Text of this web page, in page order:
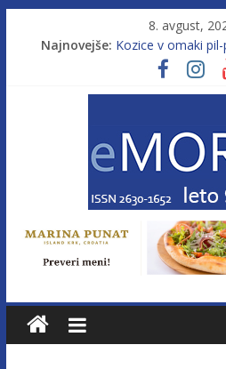
8. avgust,
Najnovejše: Kozice v omaki pil-
Leto 9, št. 103;
Od morja do gorja